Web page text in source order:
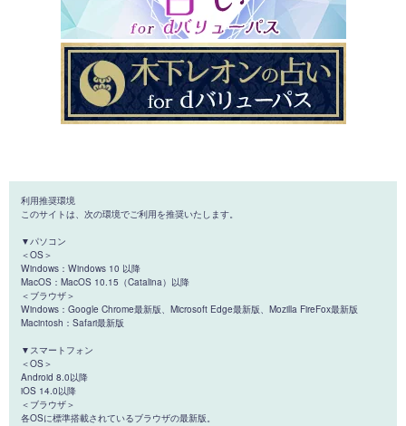
利用推奨環境
このサイトは、次の環境でご利用を推奨いたします。
▼パソコン
＜OS＞
Windows：Windows 10 以降
MacOS：MacOS 10.15（Catalina）以降
＜ブラウザ＞
Windows：Google Chrome最新版、Microsoft Edge最新版、Mozilla FireFox最新版
Macintosh：Safari最新版
▼スマートフォン
＜OS＞
Android 8.0以降
iOS 14.0以降
＜ブラウザ＞
各OSに標準搭載されているブラウザの最新版。